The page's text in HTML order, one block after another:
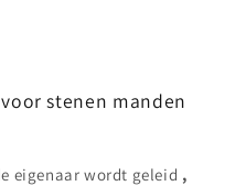
stenen manden
eigenaar wordt geleid ,